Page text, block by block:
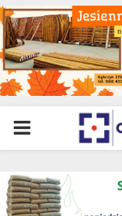
PRIMARY
MENU